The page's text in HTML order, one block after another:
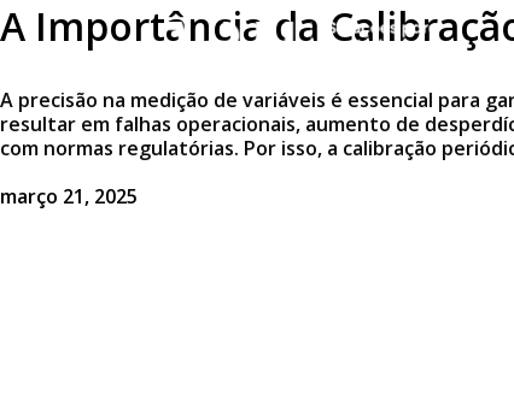
A Importância da
A precisão na medição de variáveis é essencial para
resultar em falhas operacionais, aumento de
com normas regulatórias. Por isso, a calibração
março 21, 2025